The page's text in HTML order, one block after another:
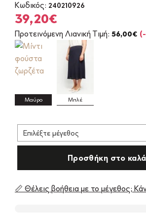
Κωδικός: 240210926
Original
price
was:
56,00€.
39,20€Η
τρέχουσα
τιμή
είναι:
39,20€.
Προτεινόμενη Λιανική Τιμή: 56,00€
Μαύρο Μπλέ
Προσθήκη στο
📏 Θέλεις βοήθεια με το μέγεθος;